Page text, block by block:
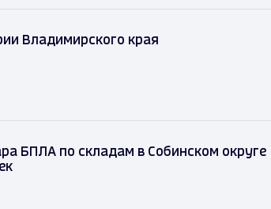
Владимирского края
БПЛА по складам в Собинском округе